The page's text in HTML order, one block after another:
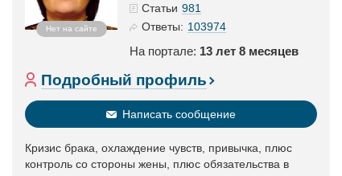
Нет на сайте
Статьи 981
Ответы: 103974
На портале: 13 лет 8 месяцев
Подробный профиль
Написать сообщение
Кризис брака, охлаждение чувств, привычка, плюс
контроль со стороны жены, плюс обязательства в